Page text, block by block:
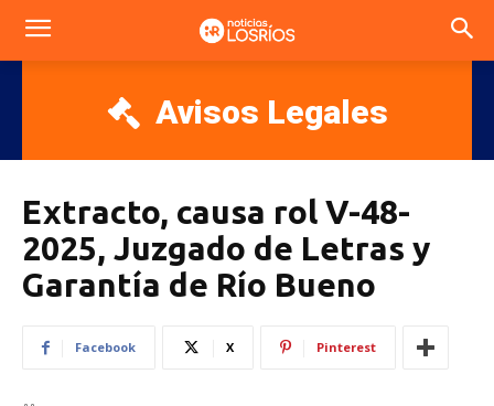
Avisos Legales
Extracto, causa rol V-48-
2025, Juzgado de Letras y
Garantía de Río Bueno
Facebook X Pinterest